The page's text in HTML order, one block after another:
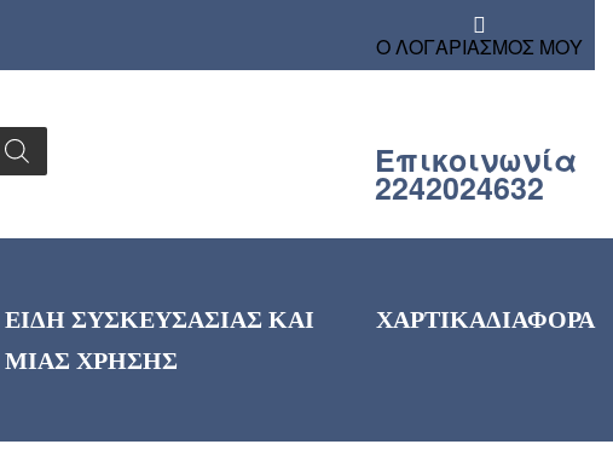
Ο ΛΟΓΑΡΙΑΣΜΟΣ ΜΟΥ
Επικοινωνία
2242024632
ΕΙΔΗ ΣΥΣΚΕΥΣΑΣΙΑΣ ΚΑΙ
ΜΙΑΣ ΧΡΗΣΗΣ
ΧΑΡΤΙΚΑΔΙΑΦΟΡΑ